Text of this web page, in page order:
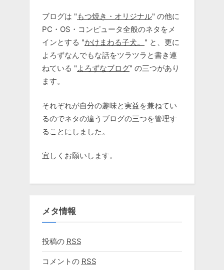
ブログは " もつ焼き・オリジナル" の他に
PC・OS・コンピュータ全般のネタをメ
インとする "かけまわる子犬。 " と、更に
よろずなんでもな話をツラツラと書き連
ねている "よろずなブログ" の三つがあり
ます。
それぞれが自分の趣味と実益を兼ねてい
るのでネタの違うブログの三つを管理す
ることにしました。
宜しくお願いします。
メタ情報
投稿の RSS
コメントの RSS